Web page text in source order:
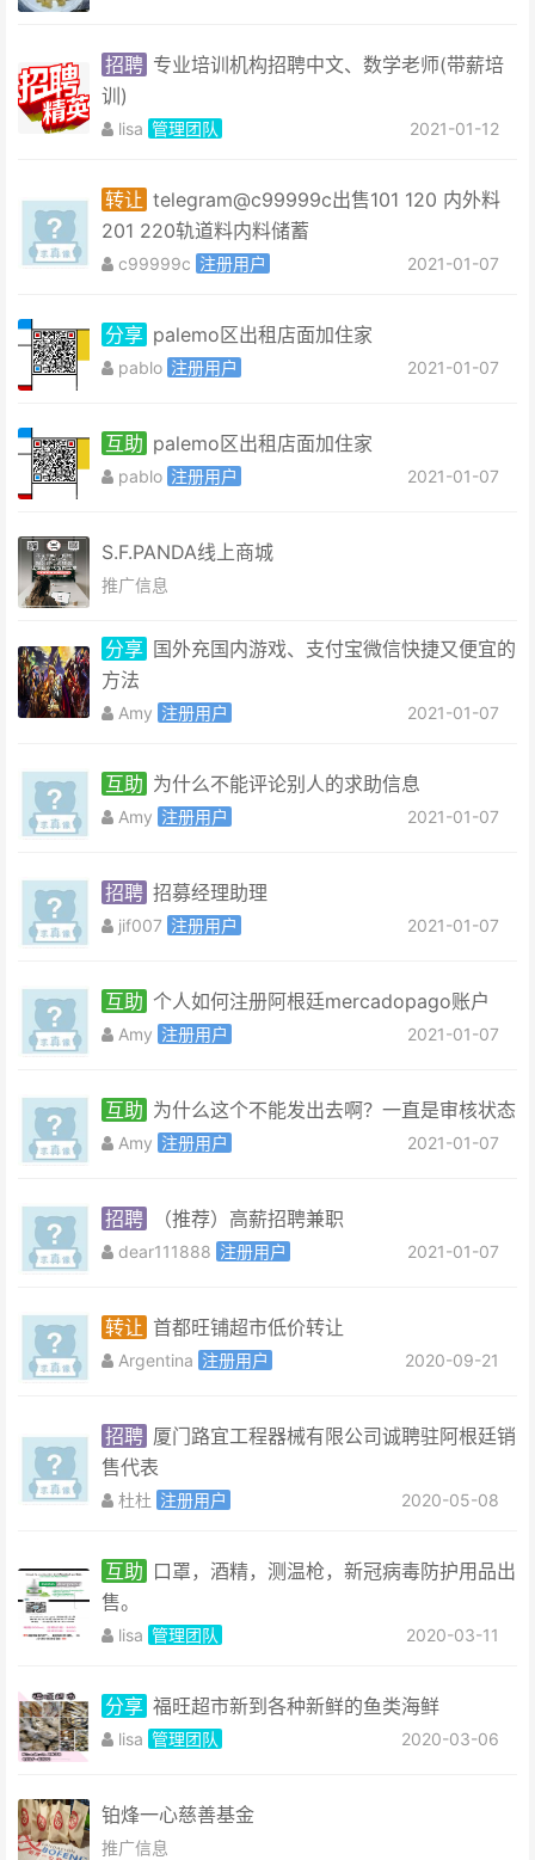
招聘 专业培训机构​招聘中文、数学老师(带薪培
训)
lisa 管理团队 2021-01-12
转让 telegram@c99999c出售101 120 内外料
201 220轨道料内料储蓄
c99999c 注册用户 2021-01-07
分享 palemo区出租店面加住家
pablo 注册用户 2021-01-07
互助 palemo区出租店面加住家
pablo 注册用户 2021-01-07
S.F.PANDA线上商城
推广信息
分享 国外充国内游戏、支付宝微信快捷又便宜的
方法
Amy 注册用户 2021-01-07
互助 为什么不能评论别人的求助信息
Amy 注册用户 2021-01-07
招聘 招募经理助理
jif007 注册用户 2021-01-07
互助 个人如何注册阿根廷mercadopago账户
Amy 注册用户 2021-01-07
互助 为什么这个不能发出去啊？一直是审核状态
Amy 注册用户 2021-01-07
招聘 （推荐）高薪招聘兼职
dear111888 注册用户 2021-01-07
转让 首都旺铺超市低价转让
Argentina 注册用户 2020-09-21
招聘 厦门路宜工程器械有限公司诚聘驻阿根廷销
售代表
杜杜 注册用户 2020-05-08
互助 口罩，酒精，测温枪，新冠病毒防护用品出
售。
lisa 管理团队 2020-03-11
分享 福旺超市新到各种新鲜的鱼类海鲜
lisa 管理团队 2020-03-06
铂烽一心慈善基金
推广信息